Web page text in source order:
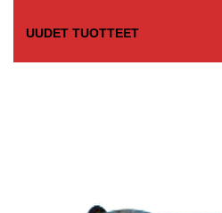
UUDET TUOTTEET